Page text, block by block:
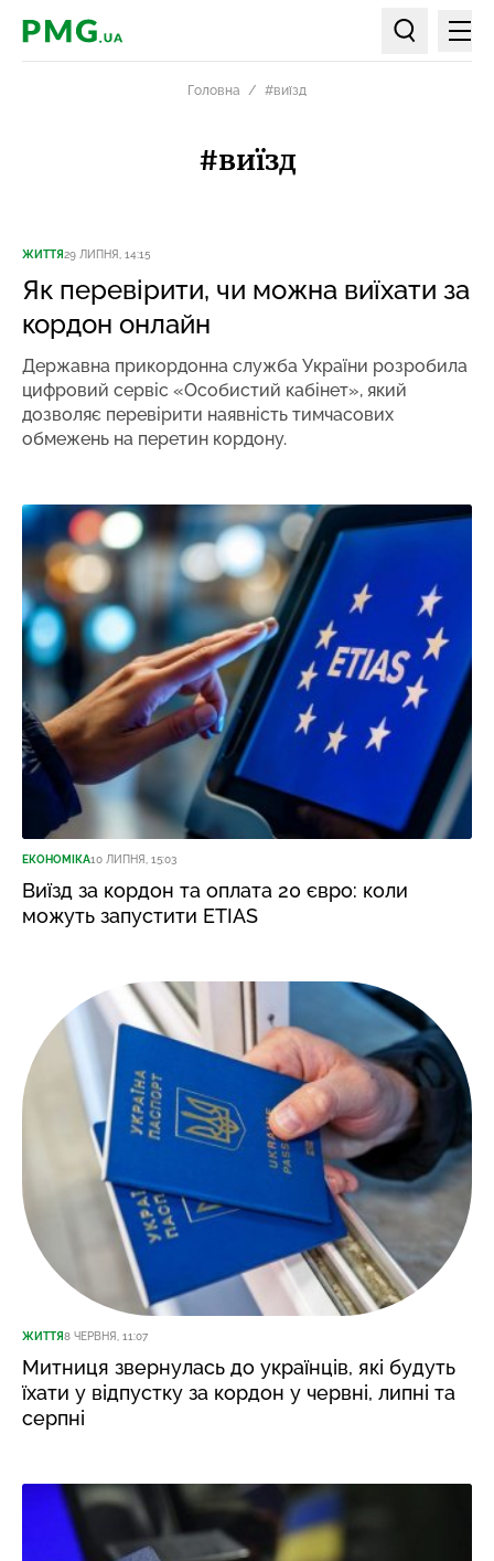
PMG.ua
Пошук по
Головна #виїзд
#виїзд
ЖИТТЯ29 ЛИПНЯ, 14:15
Як перевірити, чи можна виїхати за
кордон онлайн
Державна прикордонна служба України розробила
цифровий сервіс «Особистий кабінет», який
дозволяє перевірити наявність тимчасових
обмежень на перетин кордону.
ЕКОНОМІКА10 ЛИПНЯ, 15:03
Виїзд за кордон та оплата 20 євро: коли
можуть запустити ETIAS
ЖИТТЯ8 ЧЕРВНЯ, 11:07
Митниця звернулась до українців, які будуть
їхати у відпустку за кордон у червні, липні та
серпні